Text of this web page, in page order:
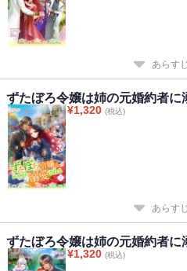
あらす
ずたぼろ令嬢は姉の元婚約者に
¥1,320 (税込)
あらす
ずたぼろ令嬢は姉の元婚約者に
¥1,320 (税込)